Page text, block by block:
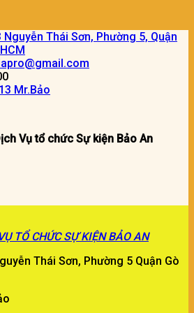
Thái Sơn, Phường 5, Quận
Mr.Bảo
Vụ tổ chức Sự kiện Bảo An
TỔ CHỨC SỰ KIỆN BẢO AN
Thái Sơn, Phường 5 Quận Gò